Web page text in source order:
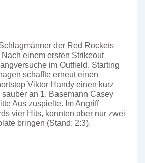
der Red Rockets
einem ersten Strikeout
im Outfield. Starting
schaffte erneut einen
Viktor Handy einen kurz
an 1. Basemann Casey
Aus zuspielte. Im Angriff
vier Hits, konnten aber nur zwei
bringen (Stand: 2:3).